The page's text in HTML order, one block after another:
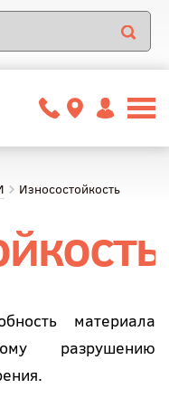
Износостойкость
материала
разрушению